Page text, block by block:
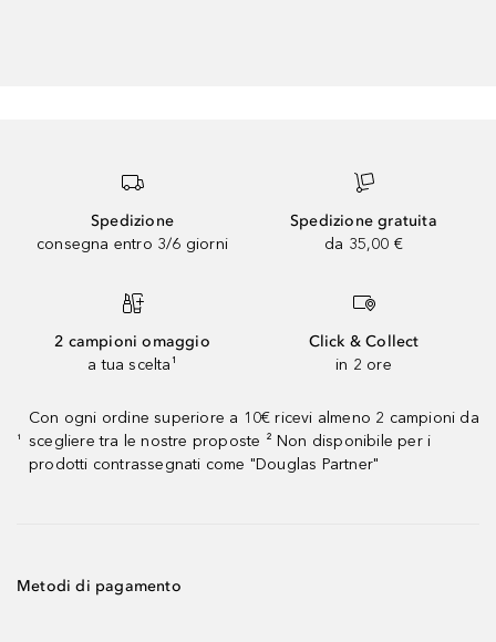
Spedizione
consegna entro 3/6 giorni
Spedizione gratuita
da 35,00 €
2 campioni omaggio
a tua scelta¹
Click & Collect
in 2 ore
¹
Con ogni ordine superiore a 10€ ricevi almeno 2 campioni da
scegliere tra le nostre proposte ² Non disponibile per i
prodotti contrassegnati come "Douglas Partner"
Metodi di pagamento